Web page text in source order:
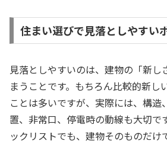
住まい選びで見落としやすい
見落としやすいのは、建物の「新し
まうことです。もちろん比較的新し
ことは多いですが、実際には、構造
置、非常口、停電時の動線も大切で
ックリストでも、建物そのものだけ